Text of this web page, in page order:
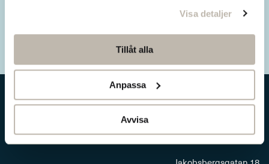
Visa detaljer
Tillåt alla
Anpassa
Avvisa